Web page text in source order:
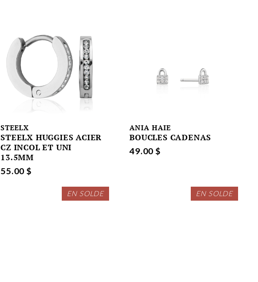
STEELX
STEELX HUGGIES ACIER
CZ INCOL ET UNI
13.5MM
55.00 $
ANIA HAIE
BOUCLES CADENAS
49.00 $
EN SOLDE EN SOLDE